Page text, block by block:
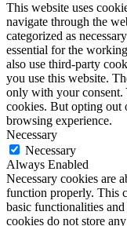
This website uses
navigate through the
categorized as
essential for the
also use third-party
you use this website.
only with your consent.
cookies. But opting out
browsing experience.
Necessary
Necessary
Always Enabled
Necessary cookies are
function properly. This
basic functionalities
cookies do not store